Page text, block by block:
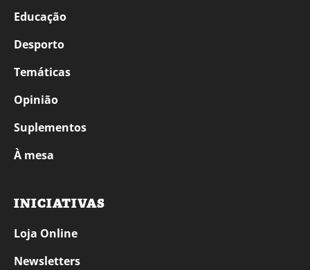
Educação
Desporto
Temáticas
Opinião
Suplementos
À mesa
INICIATIVAS
Loja Online
Newsletters